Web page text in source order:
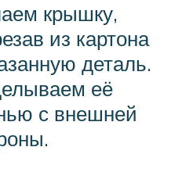
крышку,
из картона
деталь.
её
с внешней